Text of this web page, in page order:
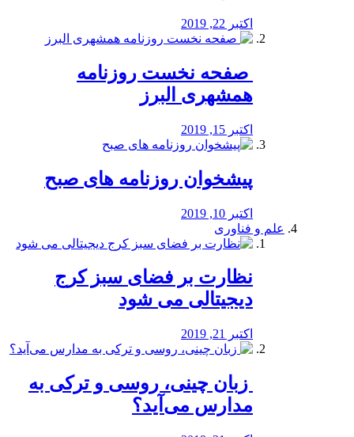
اکتبر 22, 2019
️ صفحه نخست روزنامه‌
همشهری البرز
اکتبر 15, 2019
پیشخوان روزنامه های صبح
اکتبر 10, 2019
علم و فناوری
نظارت بر فضای سبز کرج
دیجیتالی می شود
اکتبر 21, 2019
️ زبان چینی، روسی و ترکی به
مدارس می‌آید؟